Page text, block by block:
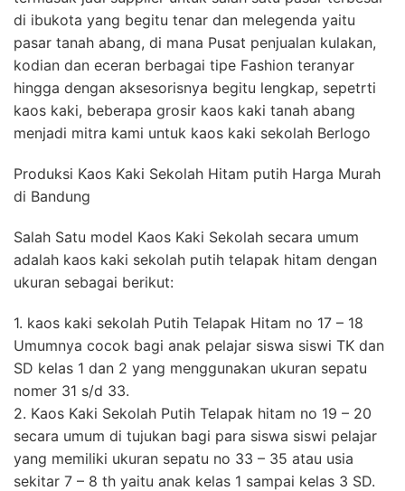
di ibukota yang begitu tenar dan melegenda yaitu
pasar tanah abang, di mana Pusat penjualan kulakan,
kodian dan eceran berbagai tipe Fashion teranyar
hingga dengan aksesorisnya begitu lengkap, sepetrti
kaos kaki, beberapa grosir kaos kaki tanah abang
menjadi mitra kami untuk kaos kaki sekolah Berlogo
Produksi Kaos Kaki Sekolah Hitam putih Harga Murah
di Bandung
Salah Satu model Kaos Kaki Sekolah secara umum
adalah kaos kaki sekolah putih telapak hitam dengan
ukuran sebagai berikut:
1. kaos kaki sekolah Putih Telapak Hitam no 17 – 18
Umumnya cocok bagi anak pelajar siswa siswi TK dan
SD kelas 1 dan 2 yang menggunakan ukuran sepatu
nomer 31 s/d 33.
2. Kaos Kaki Sekolah Putih Telapak hitam no 19 – 20
secara umum di tujukan bagi para siswa siswi pelajar
yang memiliki ukuran sepatu no 33 – 35 atau usia
sekitar 7 – 8 th yaitu anak kelas 1 sampai kelas 3 SD.